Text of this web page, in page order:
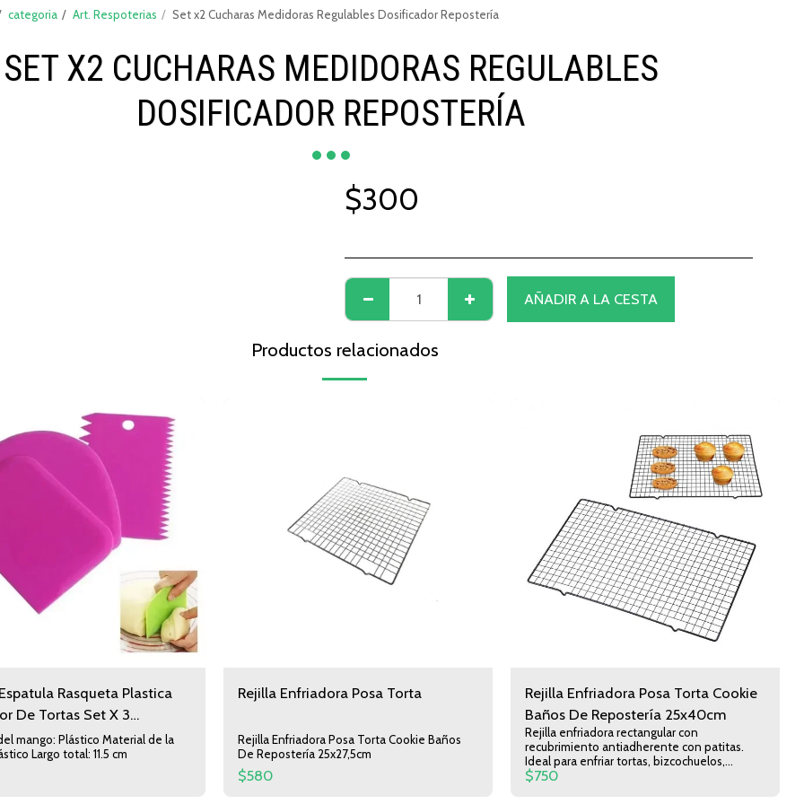
categoria Art. Respoterias Set x2 Cucharas Medidoras Regulables Dosificador Repostería
SET X2 CUCHARAS MEDIDORAS REGULABLES
DOSIFICADOR REPOSTERÍA
$300
AÑADIR A LA CESTA
Productos relacionados
Rasqueta Plastica
De Tortas Set X 3
Pasteleria
mango: Plástico Material de la
Largo total: 11.5 cm
Rejilla Enfriadora Posa Torta
Rejilla Enfriadora Posa Torta Cookie Baños
De Repostería 25x27,5cm
$580
Rejilla Enfriadora Posa Torta Cookie
Baños De Repostería 25x40cm
Rejilla enfriadora rectangular con
recubrimiento antiadherente con patitas.
Ideal para enfriar tortas, bizcochuelos,
galletas, cupcakes Ideal para dejar gotear el
$750